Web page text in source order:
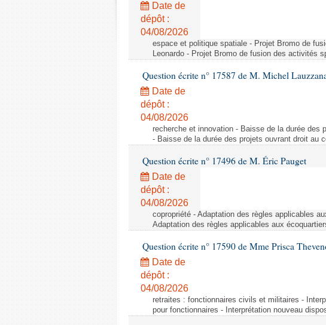
Date de
dépôt :
04/08/2026
espace et politique spatiale - Projet Bromo de
Leonardo - Projet Bromo de fusion des activités
Question écrite n° 17587 de M. Michel
Date de
dépôt :
04/08/2026
recherche et innovation - Baisse de la durée des
- Baisse de la durée des projets ouvrant droit au
Question écrite n° 17496 de M. Éric Pauget
Date de
dépôt :
04/08/2026
copropriété - Adaptation des règles applicables
Adaptation des règles applicables aux
Question écrite n° 17590 de Mme Prisca
Date de
dépôt :
04/08/2026
retraites : fonctionnaires civils et militaires -
pour fonctionnaires - Interprétation nouveau